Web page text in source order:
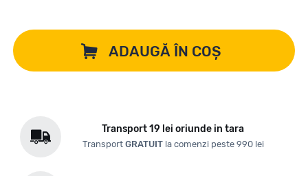
ADAUGĂ ÎN COȘ
Transport 19 lei oriunde in tara
Transport GRATUITla comenzi peste 990 lei